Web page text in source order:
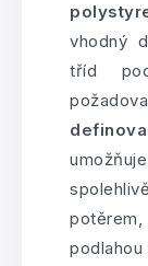
vhodný
tříd